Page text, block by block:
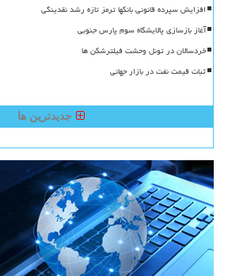
افزایش سپرده قانونی بانکها ترمز تازه رشد نقدینگی
آغاز بازسازی پالایشگاه سوم پارس جنوبی
خردسالان در تونل وحشت فیلترشکن ها
ثبات قیمت نفت در بازار جهانی
جدیدترین ها